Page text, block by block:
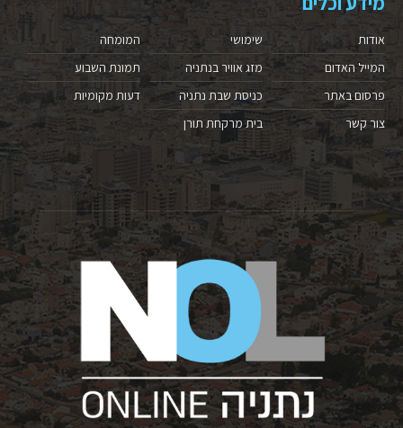
אודות
המייל האדום
פרסום באתר
צור קשר
שימושי
מזג אוויר בנתניה
כניסת שבת נתניה
בית מרקחת תורן
המומחה
תמונת השבוע
דעות מקומיות